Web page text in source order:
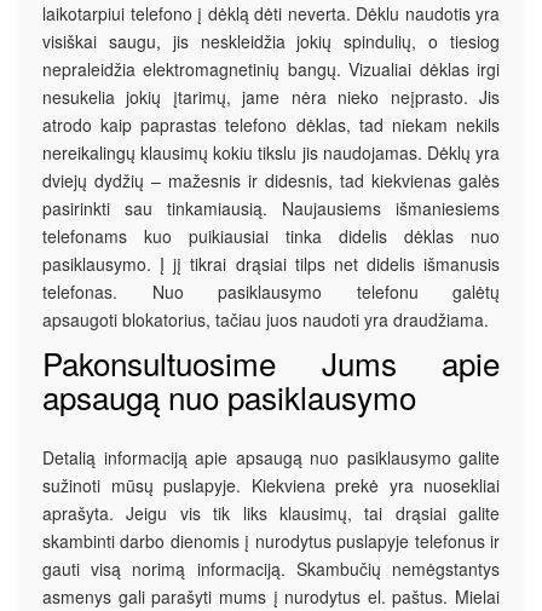
laikotarpiui telefono į dėklą dėti neverta. Dėklu naudotis yra
visiškai saugu, jis neskleidžia jokių spindulių, o tiesiog
nepraleidžia elektromagnetinių bangų. Vizualiai dėklas irgi
nesukelia jokių įtarimų, jame nėra nieko neįprasto. Jis
atrodo kaip paprastas telefono dėklas, tad niekam nekils
nereikalingų klausimų kokiu tikslu jis naudojamas. Dėklų yra
dviejų dydžių – mažesnis ir didesnis, tad kiekvienas galės
pasirinkti sau tinkamiausią. Naujausiems išmaniesiems
telefonams kuo puikiausiai tinka didelis dėklas nuo
pasiklausymo. Į jį tikrai drąsiai tilps net didelis išmanusis
telefonas. Nuo pasiklausymo telefonu galėtų
apsaugoti blokatorius, tačiau juos naudoti yra draudžiama.
Pakonsultuosime Jums apie
apsaugą nuo pasiklausymo
Detalią informaciją apie apsaugą nuo pasiklausymo galite
sužinoti mūsų puslapyje. Kiekviena prekė yra nuosekliai
aprašyta. Jeigu vis tik liks klausimų, tai drąsiai galite
skambinti darbo dienomis į nurodytus puslapyje telefonus ir
gauti visą norimą informaciją. Skambučių nemėgstantys
asmenys gali parašyti mums į nurodytus el. paštus. Mielai